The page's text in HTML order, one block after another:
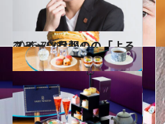
2026.7.18
スイーツなかのの「よろスィーツ月報」
グルメ